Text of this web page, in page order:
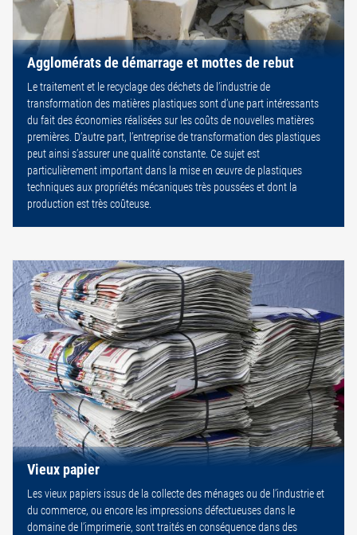
Agglomérats de démarrage et mottes de rebut
Le traitement et le recyclage des déchets de l’industrie de
transformation des matières plastiques sont d’une part intéressants
du fait des économies réalisées sur les coûts de nouvelles matières
premières. D’autre part, l’entreprise de transformation des plastiques
peut ainsi s’assurer une qualité constante. Ce sujet est
particulièrement important dans la mise en œuvre de plastiques
techniques aux propriétés mécaniques très poussées et dont la
production est très coûteuse.
Vieux papier
Les vieux papiers issus de la collecte des ménages ou de l’industrie et
du commerce, ou encore les impressions défectueuses dans le
domaine de l’imprimerie, sont traités en conséquence dans des